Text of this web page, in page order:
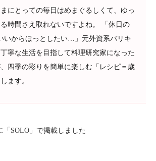
にとっての毎日はめまぐるしくて、ゆっ
時間さえ取れないですよね。 「休日の
いからほっとしたい…」元外資系バリキ
寧な生活を目指して料理研究家になった
四季の彩りを簡単に楽しむ「レシピ＝歳
ます。
「SOLO」で掲載しました